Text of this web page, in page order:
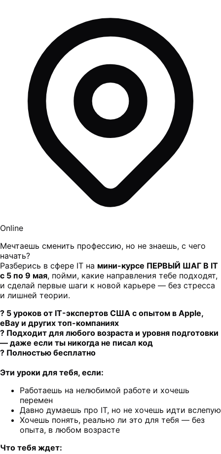
Online
Мечтаешь сменить профессию, но не знаешь, с чего
начать?
Разберись в сфере IT на мини-курсе ПЕРВЫЙ ШАГ В IT
с 5 по 9 мая, пойми, какие направления тебе подходят,
и сделай первые шаги к новой карьере — без стресса
и лишней теории.
? 5 уроков от IT-экспертов США с опытом в Apple,
eBay и других топ-компаниях
? Подходит для любого возраста и уровня подготовки
— даже если ты никогда не писал код
? Полностью бесплатно
Эти уроки для тебя, если:
Работаешь на нелюбимой работе и хочешь
перемен
Давно думаешь про IT, но не хочешь идти вслепую
Хочешь понять, реально ли это для тебя — без
опыта, в любом возрасте
Что тебя ждет: